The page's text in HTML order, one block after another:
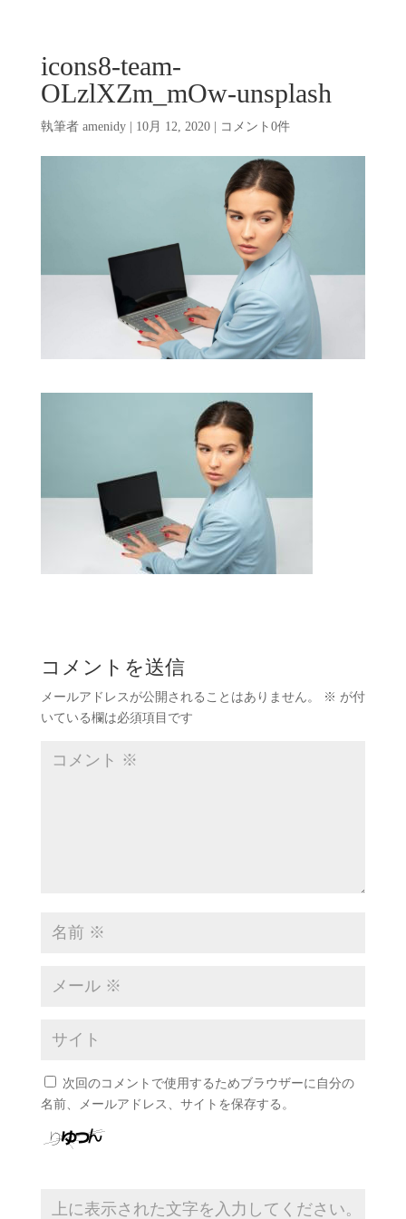
icons8-team-
OLzlXZm_mOw-unsplash
執筆者 amenidy| 10月 12, 2020| コメント0件
コメントを送信
メールアドレスが公開されることはありません。 ※ が付
いている欄は必須項目です
次回のコメントで使用するためブラウザーに自分の
名前、メールアドレス、サイトを保存する。